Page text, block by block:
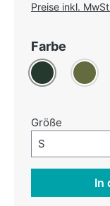
Preise inkl.
Farbe
Dunkelgrün
Oliv
Größe
Größe-
S
In